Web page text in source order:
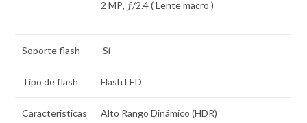
2 MP, ƒ/2.4 ( Lente macro )
Soporte flash Sí
Tipo de flash Flash LED
Caracteristicas
Alto Rango Dinámico (HDR)